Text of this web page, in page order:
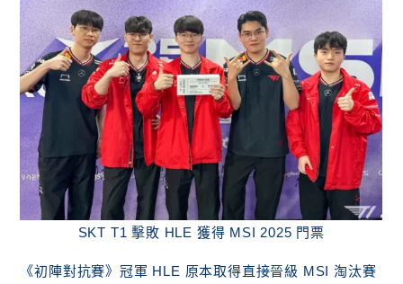
SKT T1 擊敗 HLE 獲得 MSI 2025 門票
《初陣對抗賽》冠軍 HLE 原本取得直接晉級 MSI 淘汰賽